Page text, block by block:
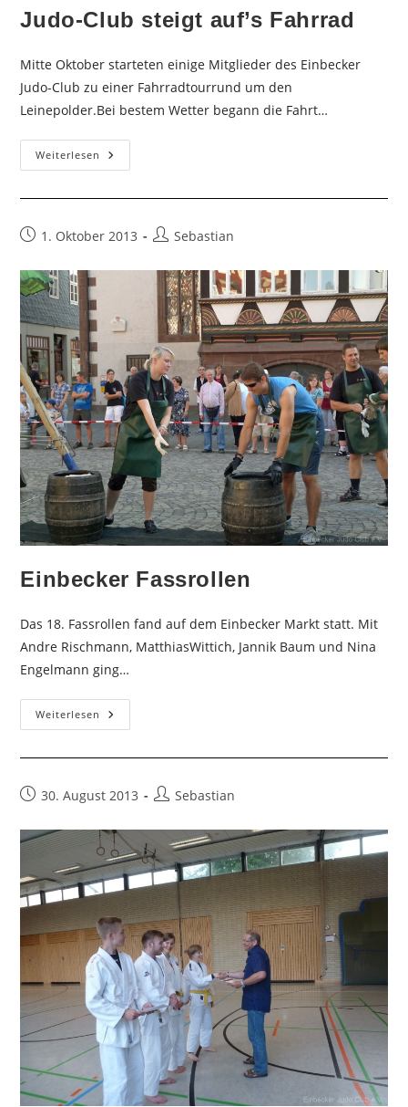
Judo-Club steigt auf’s Fahrrad
Mitte Oktober starteten einige Mitglieder des Einbecker
Judo-Club zu einer Fahrradtourrund um den
Leinepolder.Bei bestem Wetter begann die Fahrt…
Weiterlesen Judo-
Club
Beitrag1. Oktober 2013
Beitrags-
Sebastian
Einbecker Fassrollen
Das 18. Fassrollen fand auf dem Einbecker Markt statt. Mit
Andre Rischmann, MatthiasWittich, Jannik Baum und Nina
Engelmann ging…
Weiterlesen Einbecker
Fassrollen
Beitrag30. August 2013
Beitrags-
Sebastian